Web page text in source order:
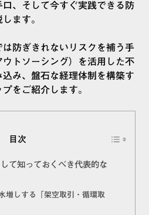
口、そして今すぐ実践できる防
ます。
防ぎきれないリスクを補う手
トソーシング）を活用した不
み、盤石な経理体制を構築す
をご紹介します。
目次
て知っておくべき代表的な
増しする「架空取引・循環取